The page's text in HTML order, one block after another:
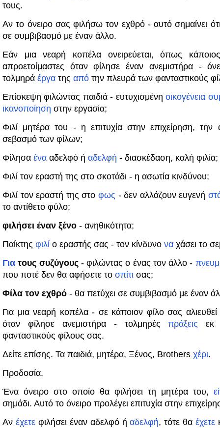
τους.
Αν το όνειρο σας φιλήσω τον εχθρό - αυτό σημαίνει
σε συμβιβασμό με έναν άλλο.
Εάν μια νεαρή κοπέλα ονειρεύεται, όπως
απροετοίμαστες όταν φίλησε έναν ανεμιστήρα -
τολμηρά έργα της από την πλευρά των φανταστικούς
Επίσκεψη φιλώντας παιδιά - ευτυχισμένηοικογένεια
ικανοποίηση στην εργασία;
Φιλί μητέρα του - η επιτυχία στην επιχείρηση, την
σεβασμό των φίλων;
Φίλησα ένα αδελφό ή αδελφή - διασκέδαση, καλή φιλία;
Φιλί τον εραστή της στο σκοτάδι - η ασωτία κινδύνου;
Φιλί τον εραστή της στο φως - δεν αλλάζουν ευγενή
το αντίθετο φύλο;
φιλήσει έναν ξένο - ανηθικότητα;
Παίκτης φιλί ο εραστής σας - τον κίνδυνο να χάσει το
Για τους συζύγους - φιλώντας ο ένας τον άλλο -
που ποτέ δεν θα αφήσετε το σπίτι σας;
Φίλα τον εχθρό - θα πετύχει σε συμβιβασμό με έναν
Για μια νεαρή κοπέλα - σε κάποιον φίλο σας
όταν φίλησε ανεμιστήρα - τολμηρέςπράξεις εκ
φανταστικούς φίλους σας.
Δείτε επίσης. Τα παιδιά, μητέρα, Ξένος, Brothers χέρι.
Προδοσία.
Ένα όνειρο στο οποίο θα φιλήσει τη μητέρα του,
σημάδι. Αυτό το όνειρο προλέγει επιτυχία στην
Αν έχετεφιλήσει έναν αδελφό ήαδελφή, τότε θαέχετε